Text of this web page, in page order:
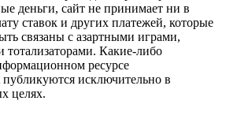
деньги, сайт не принимает ни в
ставок и других платежей, которые
связаны с азартными играми,
тотализаторами. Какие-либо
ресурсе
публикуются исключительно в
целях.